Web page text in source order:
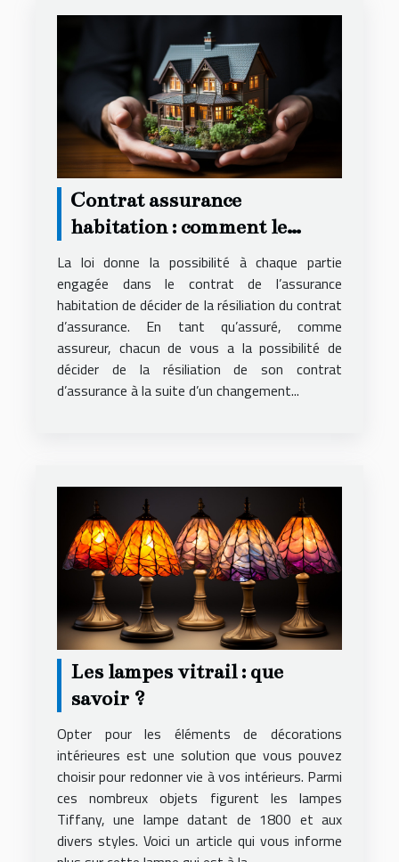
Contrat assurance
habitation : comment le
résilier ?
La loi donne la possibilité à chaque partie
engagée dans le contrat de l’assurance
habitation de décider de la résiliation du contrat
d’assurance. En tant qu’assuré, comme
assureur, chacun de vous a la possibilité de
décider de la résiliation de son contrat
d’assurance à la suite d’un changement...
Les lampes vitrail : que
savoir ?
Opter pour les éléments de décorations
intérieures est une solution que vous pouvez
choisir pour redonner vie à vos intérieurs. Parmi
ces nombreux objets figurent les lampes
Tiffany, une lampe datant de 1800 et aux
divers styles. Voici un article qui vous informe